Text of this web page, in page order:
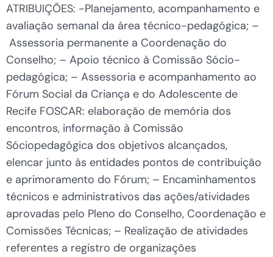
ATRIBUIÇÕES: -Planejamento, acompanhamento e
avaliação semanal da área técnico-pedagógica; –
Assessoria permanente a Coordenação do
Conselho; – Apoio técnico à Comissão Sócio-
pedagógica; – Assessoria e acompanhamento ao
Fórum Social da Criança e do Adolescente de
Recife FOSCAR: elaboração de memória dos
encontros, informação à Comissão
Sóciopedagógica dos objetivos alcançados,
elencar junto às entidades pontos de contribuição
e aprimoramento do Fórum; – Encaminhamentos
técnicos e administrativos das ações/atividades
aprovadas pelo Pleno do Conselho, Coordenação e
Comissões Técnicas; – Realização de atividades
referentes a registro de organizações